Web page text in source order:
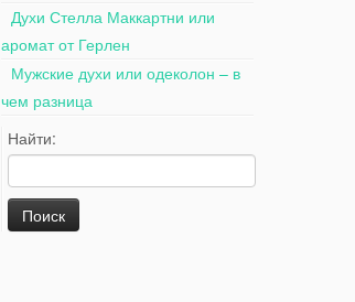
Духи Стелла Маккартни или
аромат от Герлен
Мужские духи или одеколон – в
чем разница
Найти: